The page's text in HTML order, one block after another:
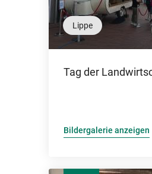
Lippe
Tag der
Bildergalerie anzeigen